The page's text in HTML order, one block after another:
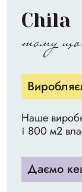
Chila
тому
Наше
і 800 м2
Даємо